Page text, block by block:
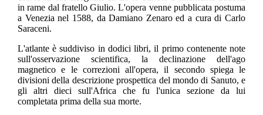
in rame dal fratello Giulio. L'opera venne pubblicata postuma
a Venezia nel 1588, da Damiano Zenaro ed a cura di Carlo
Saraceni.
L'atlante è suddiviso in dodici libri, il primo contenente note
sull'osservazione scientifica, la declinazione dell'ago
magnetico e le correzioni all'opera, il secondo spiega le
divisioni della descrizione prospettica del mondo di Sanuto, e
gli altri dieci sull'Africa che fu l'unica sezione da lui
completata prima della sua morte.